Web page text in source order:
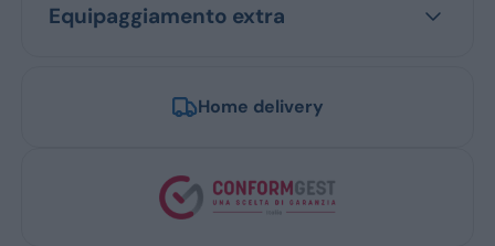
Equipaggiamento extra
Home delivery